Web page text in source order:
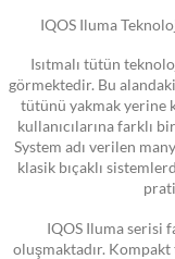
IQOS Iluma
Isıtmalı tütün
görmektedir. Bu
tütünü yakmak yerine
kullanıcılarına farklı
System adı verilen
klasik bıçaklı
IQOS Iluma serisi
oluşmaktadır.